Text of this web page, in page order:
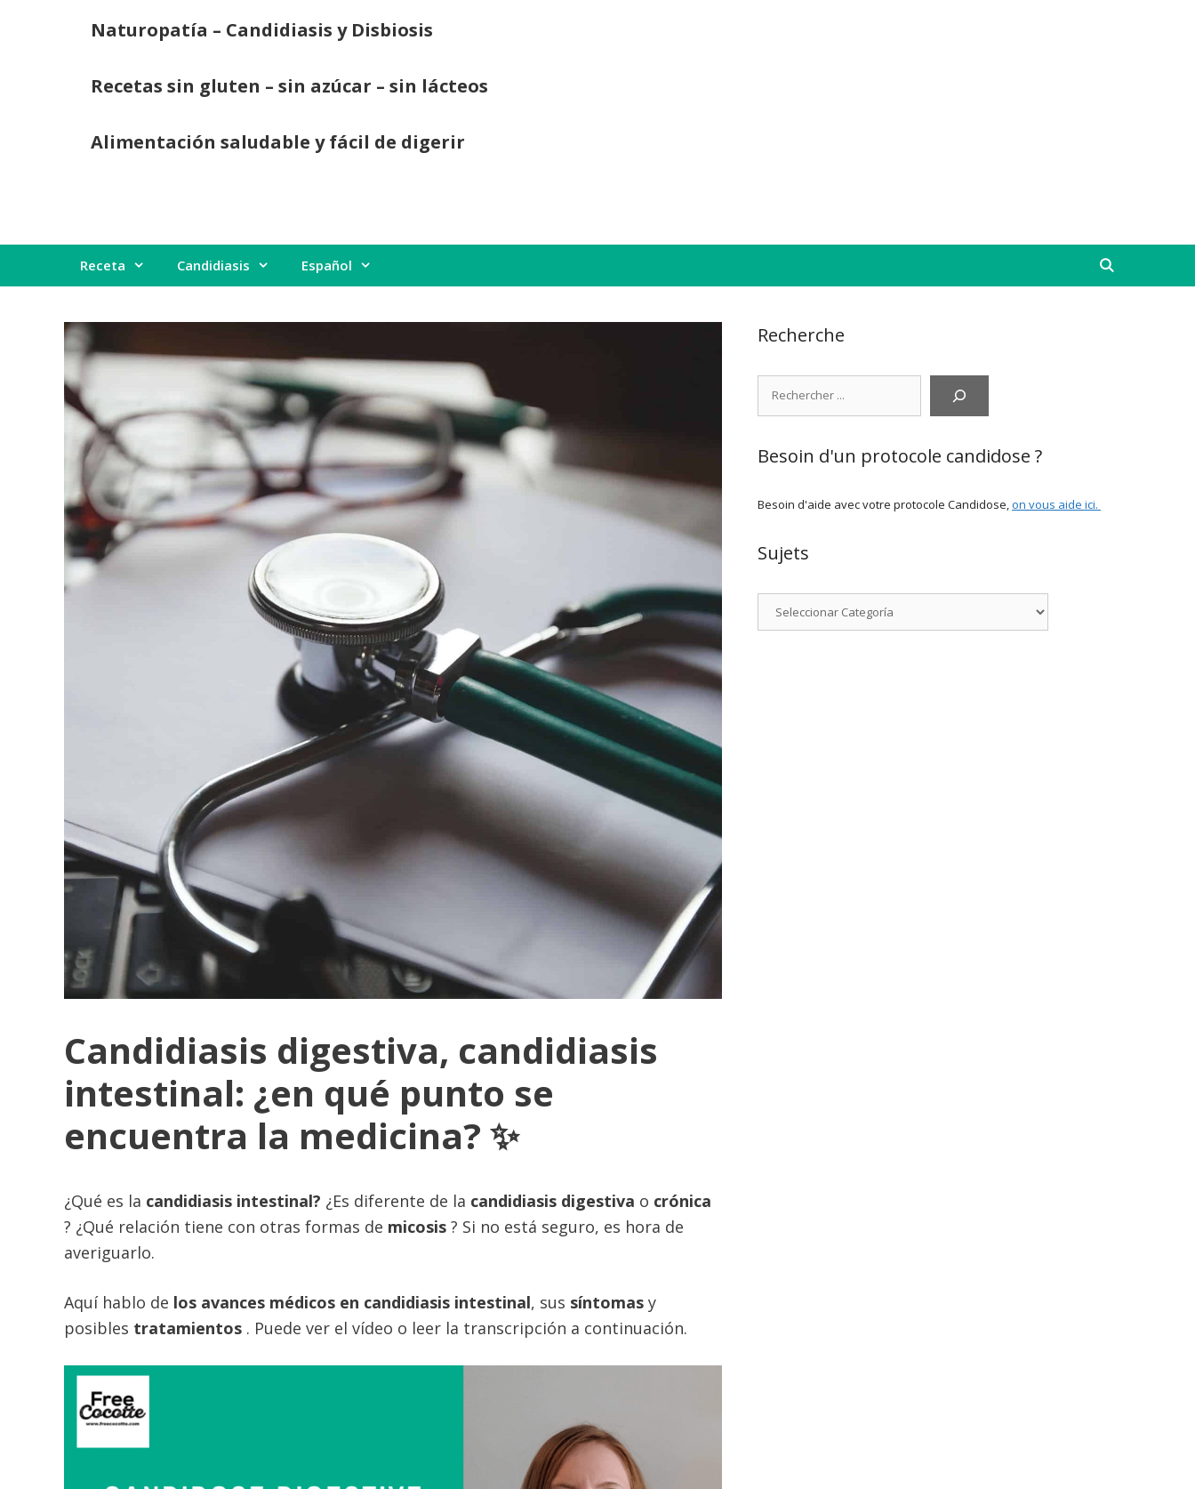
Naturopatía – Candidiasis y Disbiosis
Recetas sin gluten – sin azúcar – sin lácteos
Alimentación saludable y fácil de digerir
Receta Candidiasis Español
Candidiasis digestiva, candidiasis
intestinal: ¿en qué punto se
encuentra la medicina? ✨
¿Qué es la candidiasis intestinal? ¿Es diferente de la candidiasis digestiva o crónica
? ¿Qué relación tiene con otras formas de micosis ? Si no está seguro, es hora de
averiguarlo.
Aquí hablo de los avances médicos en candidiasis intestinal, sus síntomas y
posibles tratamientos . Puede ver el vídeo o leer la transcripción a continuación.
Recherche
Besoin d'un protocole candidose ?
Besoin d'aide avec votre protocole Candidose, on vous aide ici.
Sujets